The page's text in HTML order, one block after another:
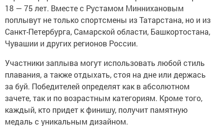
18 — 75 лет. Вместе с Рустамом Миннихановым
поплывут не только спортсмены из Татарстана, но и из
Санкт-Петербурга, Самарской области, Башкортостана,
Чувашии и других регионов России.
Участники заплыва могут использовать любой стиль
плавания, а также отдыхать, стоя на дне или держась
за буй. Победителей определят как в абсолютном
зачете, так и по возрастным категориям. Кроме того,
каждый, кто придет к финишу, получит памятную
медаль с уникальным дизайном.